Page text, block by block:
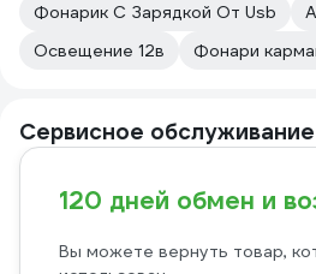
Фонарик С Зарядкой От Usb
Освещение 12в
Фонари
Сервисное обслуживание
120 дней обмен и
Вы можете вернуть товар,